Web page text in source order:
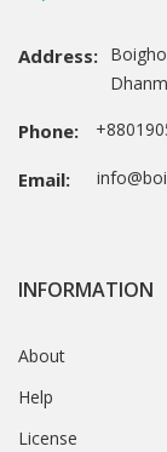
Address:
Phone:
Email:
INFORMATION
About
Help
License